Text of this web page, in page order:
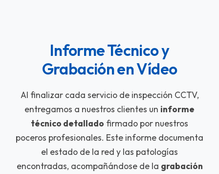
Informe Técnico y
Grabación en Vídeo
Al finalizar cada servicio de inspección CCTV,
entregamos a nuestros clientes un informe
técnico detallado firmado por nuestros
poceros profesionales. Este informe documenta
el estado de la red y las patologías
encontradas, acompañándose de la grabación